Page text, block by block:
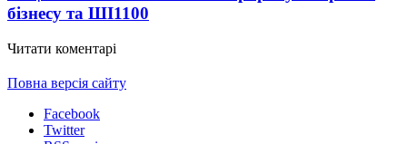
бізнесу та ШІ1100
Читати коментарі
Повна версія сайту
Facebook
Twitter